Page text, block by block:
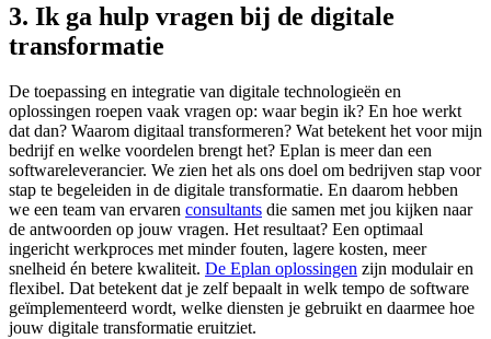
3. Ik ga hulp vragen bij de digitale
transformatie
De toepassing en integratie van digitale technologieën en
oplossingen roepen vaak vragen op: waar begin ik? En hoe werkt
dat dan? Waarom digitaal transformeren? Wat betekent het voor mijn
bedrijf en welke voordelen brengt het? Eplan is meer dan een
softwareleverancier. We zien het als ons doel om bedrijven stap voor
stap te begeleiden in de digitale transformatie. En daarom hebben
we een team van ervaren consultants die samen met jou kijken naar
de antwoorden op jouw vragen. Het resultaat? Een optimaal
ingericht werkproces met minder fouten, lagere kosten, meer
snelheid én betere kwaliteit. De Eplan oplossingen zijn modulair en
flexibel. Dat betekent dat je zelf bepaalt in welk tempo de software
geïmplementeerd wordt, welke diensten je gebruikt en daarmee hoe
jouw digitale transformatie eruitziet.